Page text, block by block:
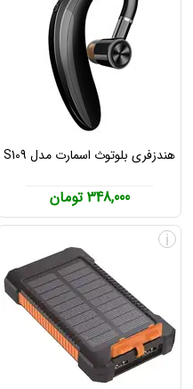
هندزفری بلوتوث اسمارت مدل S109
348,000 تومان
i